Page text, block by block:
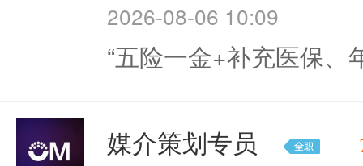
2026-08-06 10:09
“五险一金+补充医保、
媒介策划专员